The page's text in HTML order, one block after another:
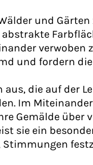
und
verwoben
und fordern
die auf der
Im
Gemälde über
sie ein